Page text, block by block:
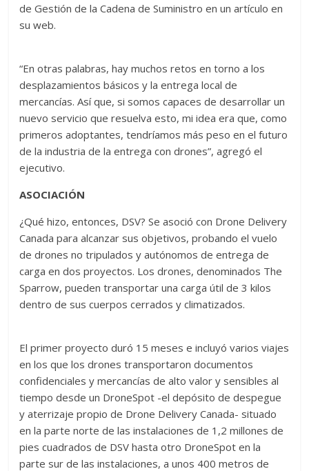
de Gestión de la Cadena de Suministro en un artículo en
su web.
“En otras palabras, hay muchos retos en torno a los
desplazamientos básicos y la entrega local de
mercancías. Así que, si somos capaces de desarrollar un
nuevo servicio que resuelva esto, mi idea era que, como
primeros adoptantes, tendríamos más peso en el futuro
de la industria de la entrega con drones”, agregó el
ejecutivo.
ASOCIACIÓN
¿Qué hizo, entonces, DSV? Se asoció con Drone Delivery
Canada para alcanzar sus objetivos, probando el vuelo
de drones no tripulados y autónomos de entrega de
carga en dos proyectos. Los drones, denominados The
Sparrow, pueden transportar una carga útil de 3 kilos
dentro de sus cuerpos cerrados y climatizados.
El primer proyecto duró 15 meses e incluyó varios viajes
en los que los drones transportaron documentos
confidenciales y mercancías de alto valor y sensibles al
tiempo desde un DroneSpot -el depósito de despegue
y aterrizaje propio de Drone Delivery Canada- situado
en la parte norte de las instalaciones de 1,2 millones de
pies cuadrados de DSV hasta otro DroneSpot en la
parte sur de las instalaciones, a unos 400 metros de